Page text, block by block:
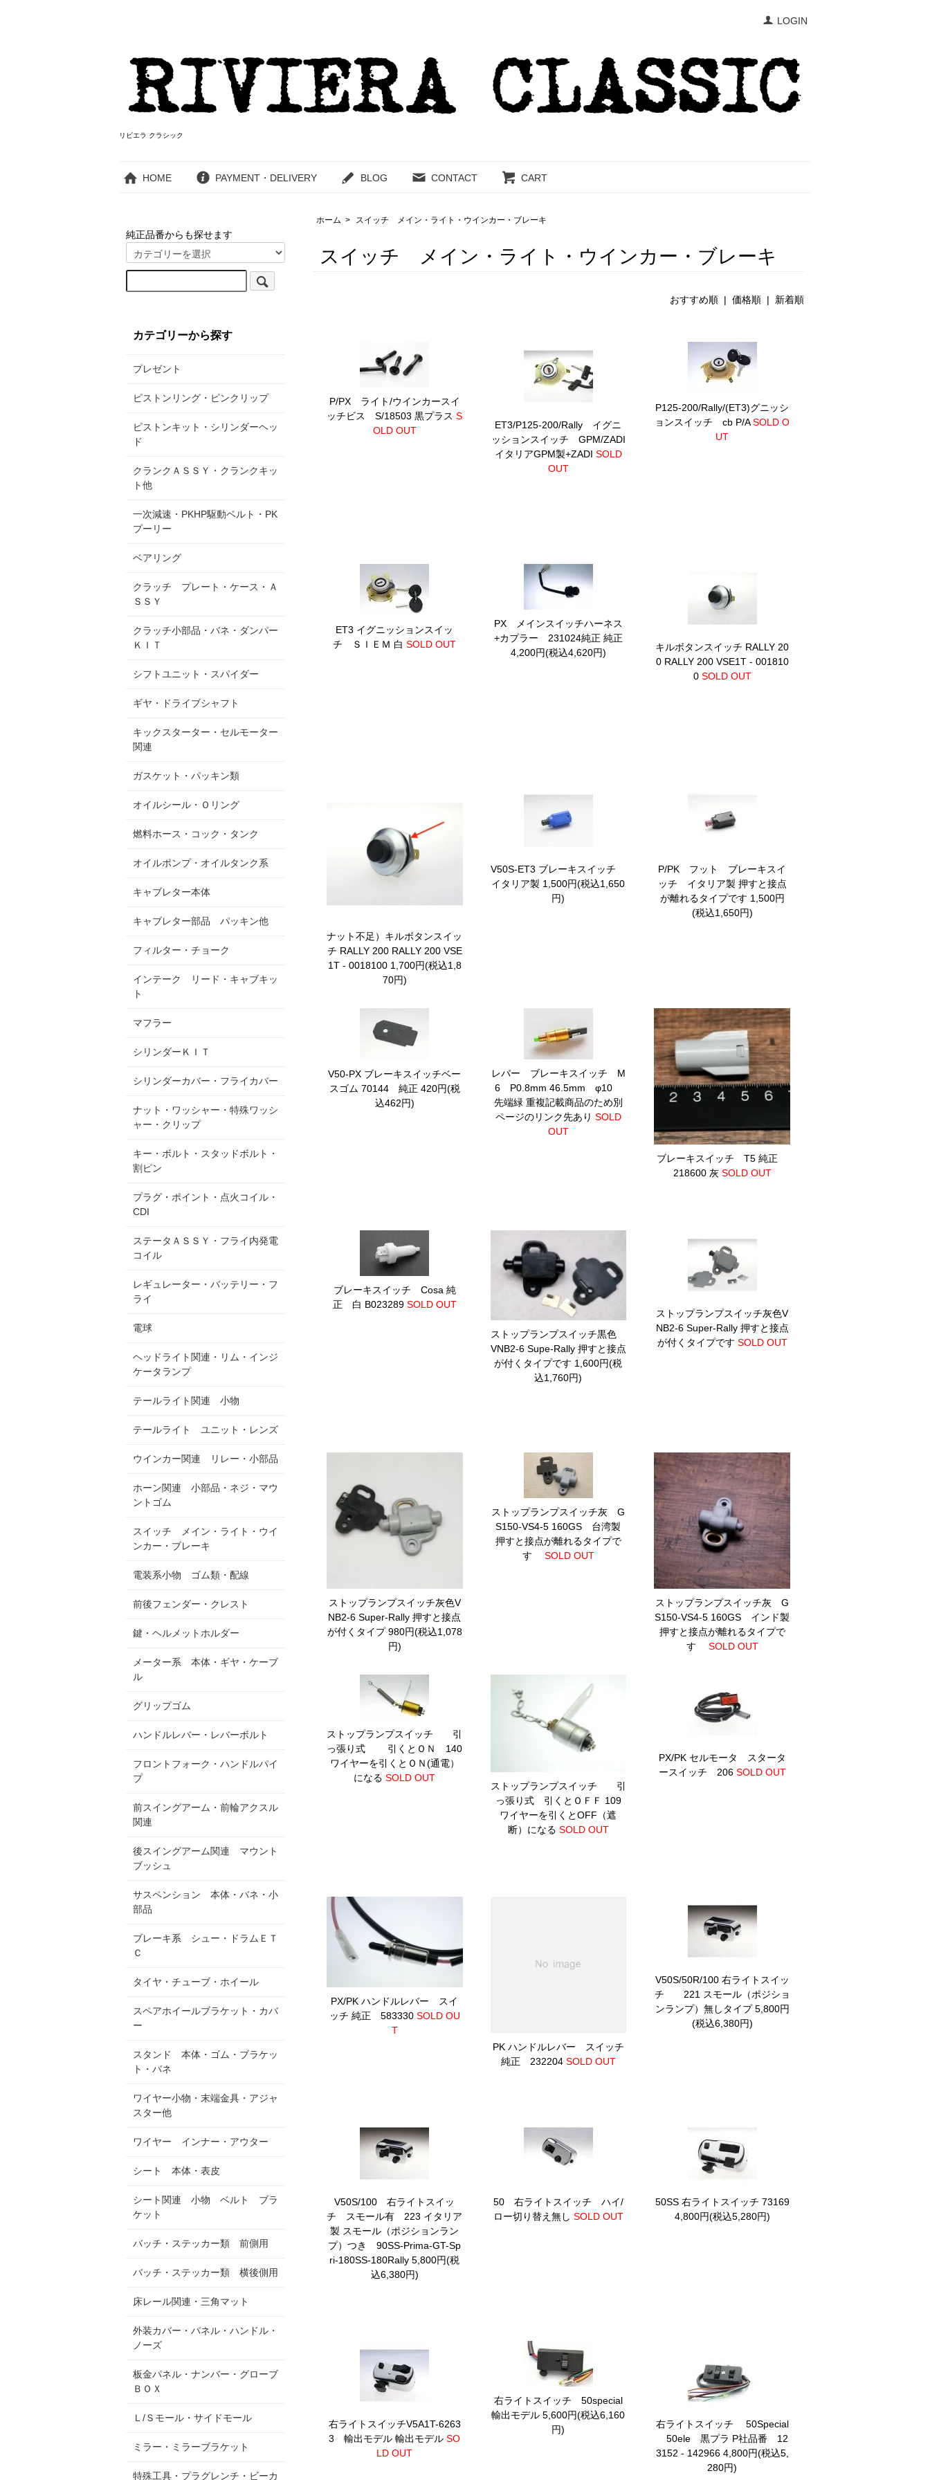
LOGIN
リビエラ クラシック
HOME PAYMENT・DELIVERY BLOG CONTACT CART
ホーム > スイッチ メイン・ライト・ウインカー・ブレーキ
スイッチ メイン・ライト・ウインカー・ブレーキ
おすすめ順 | 価格順 | 新着順
P/PX ライト/ウインカースイ
ッチビス S/18503 黒プラス S
OLD OUT
ET3/P125-200/Rally イグニ
ッションスイッチ GPM/ZADI
イタリアGPM製+ZADI SOLD
OUT
P125-200/Rally/(ET3)グニッシ
ョンスイッチ cb P/A SOLD O
UT
ET3 イグニッションスイッ
チ ＳＩＥＭ 白 SOLD OUT
PX メインスイッチハーネス
+カプラー 231024純正 純正
4,200円(税込4,620円)
キルボタンスイッチ RALLY 20
0 RALLY 200 VSE1T - 001810
0 SOLD OUT
ナット不足）キルボタンスイッ
チ RALLY 200 RALLY 200 VSE
1T - 0018100 1,700円(税込1,8
70円)
V50S-ET3 ブレーキスイッチ
イタリア製 1,500円(税込1,650
円)
P/PK フット ブレーキスイ
ッチ イタリア製 押すと接点
が離れるタイプです 1,500円
(税込1,650円)
V50-PX ブレーキスイッチベー
スゴム 70144 純正 420円(税
込462円)
レバー ブレーキスイッチ M
6 P0.8mm 46.5mm φ10
先端緑重複記載商品のため別
ページのリンク先あり SOLD
OUT
ブレーキスイッチ T5 純正
218600 灰 SOLD OUT
ブレーキスイッチ Cosa 純
正 白 B023289 SOLD OUT
ストップランプスイッチ黒色
VNB2-6 Supe-Rally押すと接点
が付くタイプです 1,600円(税
込1,760円)
ストップランプスイッチ灰色V
NB2-6 Super-Rally 押すと接点
が付くタイプです SOLD OUT
ストップランプスイッチ灰色V
NB2-6 Super-Rally押すと接点
が付くタイプ 980円(税込1,078
円)
ストップランプスイッチ灰 G
S150-VS4-5 160GS 台湾製
押すと接点が離れるタイプで
す SOLD OUT
ストップランプスイッチ灰 G
S150-VS4-5 160GS インド製
押すと接点が離れるタイプで
す SOLD OUT
ストップランプスイッチ 引
っ張り式 引くとＯＮ 140
ワイヤーを引くとＯＮ(通電）
になるSOLD OUT
ストップランプスイッチ 引
っ張り式 引くとＯＦＦ 109
ワイヤーを引くとOFF（遮
断）になる SOLD OUT
PX/PK セルモータ スタータ
ースイッチ 206 SOLD OUT
PX/PK ハンドルレバー スイ
ッチ 純正 583330 SOLD OU
T
PK ハンドルレバー スイッチ
純正 232204 SOLD OUT
V50S/50R/100 右ライトスイッ
チ 221スモール（ポジショ
ンランプ）無しタイプ 5,800円
(税込6,380円)
V50S/100 右ライトスイッ
チ スモール有 223 イタリア
製 スモール（ポジションラン
プ）つき 90SS-Prima-GT-Sp
ri-180SS-180Rally 5,800円(税
込6,380円)
50 右ライトスイッチ ハイ/
ロー切り替え無し SOLD OUT
50SS 右ライトスイッチ 73169
4,800円(税込5,280円)
右ライトスイッチV5A1T-6263
3 輸出モデル 輸出モデルSO
LD OUT
右ライトスイッチ 50special
輸出モデル 5,600円(税込6,160
円)
右ライトスイッチ 50Special
50ele 黒プラ P社品番 12
3152 - 142966 4,800円(税込5,
280円)
純正品番からも探せます
カテゴリーから探す
プレゼント
ピストンリング・ピンクリップ
ピストンキット・シリンダーヘッ
ド
クランクＡＳＳＹ・クランクキッ
ト他
一次減速・PKHP駆動ベルト・PK
プーリー
ベアリング
クラッチ プレート・ケース・Ａ
ＳＳＹ
クラッチ小部品・バネ・ダンパー
ＫＩＴ
シフトユニット・スパイダー
ギヤ・ドライブシャフト
キックスターター・セルモーター
関連
ガスケット・パッキン類
オイルシール・Ｏリング
燃料ホース・コック・タンク
オイルポンプ・オイルタンク系
キャブレター本体
キャブレター部品 パッキン他
フィルター・チョーク
インテーク リード・キャブキッ
ト
マフラー
シリンダーＫＩＴ
シリンダーカバー・フライカバー
ナット・ワッシャー・特殊ワッシ
ャー・クリップ
キー・ボルト・スタッドボルト・
割ピン
プラグ・ポイント・点火コイル・
CDI
ステータＡＳＳＹ・フライ内発電
コイル
レギュレーター・バッテリー・フ
ライ
電球
ヘッドライト関連・リム・インジ
ケータランプ
テールライト関連 小物
テールライト ユニット・レンズ
ウインカー関連 リレー・小部品
ホーン関連 小部品・ネジ・マウ
ントゴム
スイッチ メイン・ライト・ウイ
ンカー・ブレーキ
電装系小物 ゴム類・配線
前後フェンダー・クレスト
鍵・ヘルメットホルダー
メーター系 本体・ギヤ・ケーブ
ル
グリップゴム
ハンドルレバー・レバーボルト
フロントフォーク・ハンドルパイ
プ
前スイングアーム・前輪アクスル
関連
後スイングアーム関連 マウント
ブッシュ
サスペンション 本体・バネ・小
部品
ブレーキ系 シュー・ドラムＥＴ
Ｃ
タイヤ・チューブ・ホイール
スペアホイールブラケット・カバ
ー
スタンド 本体・ゴム・ブラケッ
ト・バネ
ワイヤー小物・末端金具・アジャ
スター他
ワイヤー インナー・アウター
シート 本体・表皮
シート関連 小物 ベルト ブラ
ケット
バッチ・ステッカー類 前側用
バッチ・ステッカー類 横後側用
床レール関連・三角マット
外装カバー・パネル・ハンドル・
ノーズ
板金パネル・ナンバー・グローブ
ＢＯＸ
Ｌ/Ｓモール・サイドモール
ミラー・ミラーブラケット
特殊工具・プラグレンチ・ビーカ